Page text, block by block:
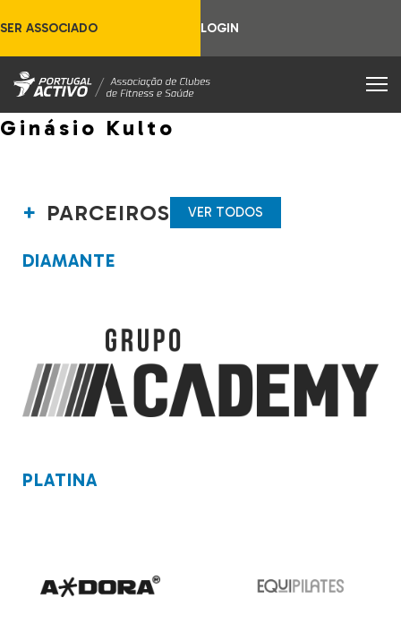
SER ASSOCIADO LOGIN
Ginásio Kulto
PARCEIROS VER TODOS
DIAMANTE
PLATINA